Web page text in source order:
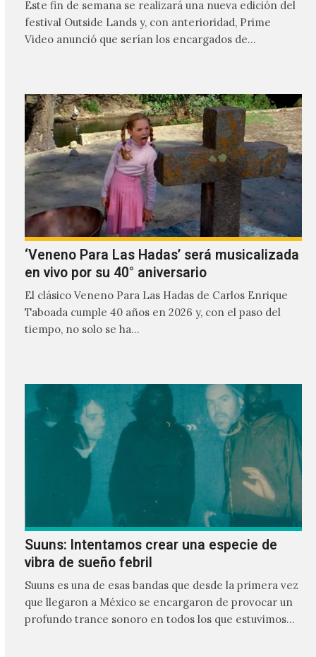
Este fin de semana se realizará una nueva edición del
festival Outside Lands y, con anterioridad, Prime
Video anunció que serían los encargados de
‘Veneno Para Las Hadas’ será musicalizada
en vivo por su 40° aniversario
El clásico Veneno Para Las Hadas de Carlos Enrique
Taboada cumple 40 años en 2026 y, con el paso del
tiempo, no solo se ha…
Suuns: Intentamos crear una especie de
vibra de sueño febril
Suuns es una de esas bandas que desde la primera vez
que llegaron a México se encargaron de provocar un
profundo trance sonoro en todos los que estuvimos